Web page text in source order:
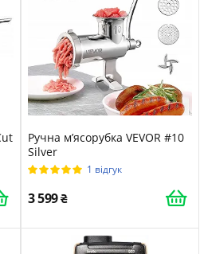
Ручна м’ясорубка VEVOR #10
Silver
1 відгук
3 599